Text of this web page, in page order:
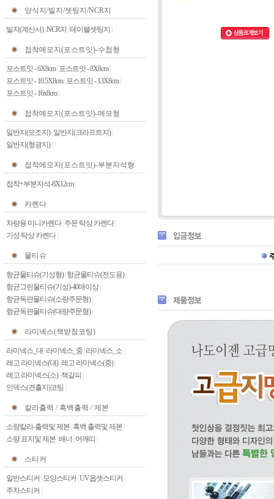
양식지/빌지/셋팅지/NCR지
빌지(계산서)| NCR지 테이블셋팅지
접착메모지(포스트잇)-수첩형
포스트잇 - 6X8cm| 포스트잇 - 8X8cm|
포스트잇 - 10.5X8cm| 포스트잇 - 13X8cm|
포스트잇 - 16x8cm|
접착메모지(포스트잇)-메모형
일반지(모조지)| 일반지(크라프트지)|
일반지(형광지)|
접착메모지(포스트잇)-부분자석형
접착+부분자석-8X12cm|
카렌다
차량용 미니카렌다| 주문 탁상 카렌다|
기성 탁상 카렌다|
물티슈
항균물티슈(기성형)| 항균물티슈(전도용)|
항균그린물티슈(기성)-40매이상|
항균독판물티슈(소량주문형)|
항균독판물티슈(대량주문형)|
라미넥스(책받침코팅)
라미넥스_대 라미넥스_중 라미넥스_소
레고 라미넥스(대)| 레고 라미넥스(중)|
레고 라미넥스(소)| 책갈피
인덱스(견출지)코팅
칼라출력 / 흑백출력 / 제본
소량칼라-출력및 제본 흑백 출력및 제본
소량 표지및 제본 배너 어깨띠
스티커
일반스티커 모양스티커 UV옵셋스티커
주차스티커